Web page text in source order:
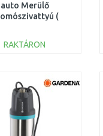
auto Merülő
(
20
RAKTÁRON
Összehasonlítás